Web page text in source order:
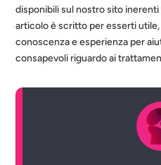
disponibili sul nostro sito
articolo è scritto per esserti
conoscenza e esperienza per
consapevoli riguardo ai